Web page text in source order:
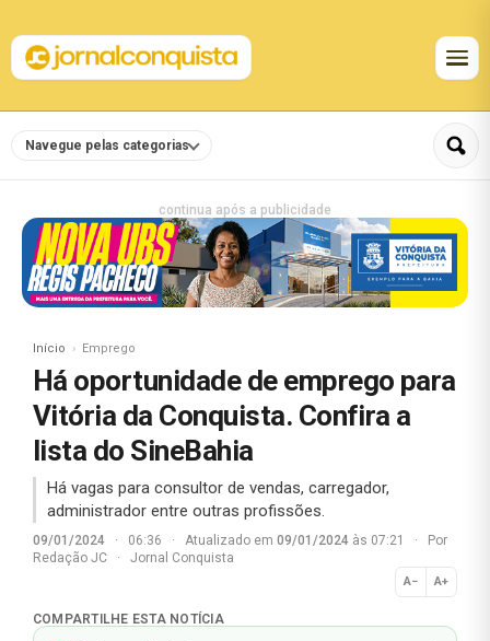
Navegue pelas categorias
continua após a publicidade
Início Emprego
Há oportunidade de emprego para
Vitória da Conquista. Confira a
lista do SineBahia
Há vagas para consultor de vendas, carregador,
administrador entre outras profissões.
09/01/2024 · 06:36 · Atualizado em 09/01/2024 às 07:21 ·
Por
Redação JC
· Jornal Conquista
A− A+
Normal
COMPARTILHE ESTA NOTÍCIA